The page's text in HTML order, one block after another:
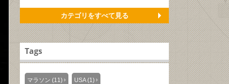
カテゴリをすべて見る
Tags
マラソン (11) USA (1)